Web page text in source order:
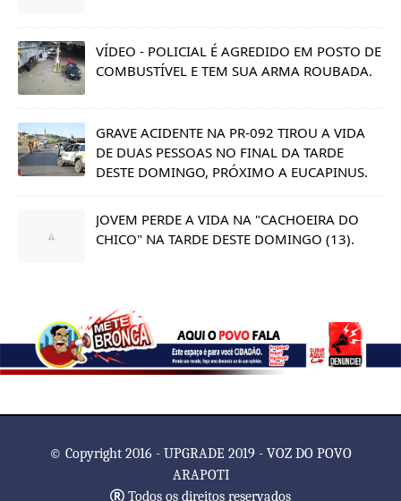
VÍDEO - POLICIAL É AGREDIDO EM POSTO DE
COMBUSTÍVEL E TEM SUA ARMA ROUBADA.
GRAVE ACIDENTE NA PR-092 TIROU A VIDA
DE DUAS PESSOAS NO FINAL DA TARDE
DESTE DOMINGO, PRÓXIMO A EUCAPINUS.
JOVEM PERDE A VIDA NA "CACHOEIRA DO
CHICO" NA TARDE DESTE DOMINGO (13).
© Copyright 2016 - UPGRADE 2019 - VOZ DO POVO
ARAPOTI
Todos os direitos reservados